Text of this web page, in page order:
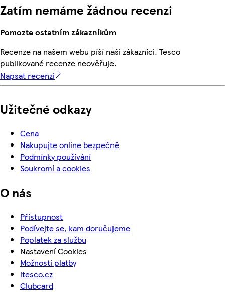
Zatím nemáme žádnou recenzi
Pomozte ostatním zákazníkům
Recenze na našem webu píší naši zákazníci. Tesco
publikované recenze neověřuje.
Napsat recenzi
Užitečné odkazy
Cena
Nakupujte online bezpečně
Podmínky používání
Soukromí a cookies
O nás
Přístupnost
Podívejte se, kam doručujeme
Poplatek za službu
Nastavení Cookies
Možnosti platby
itesco.cz
Clubcard